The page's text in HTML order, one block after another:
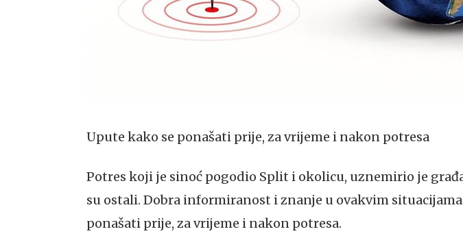
Upute kako se ponašati prije, za vrijeme i nakon potresa
Potres koji je sinoć pogodio Split i okolicu, uznemirio je
su ostali. Dobra informiranost i znanje u ovakvim
ponašati prije, za vrijeme i nakon potresa.